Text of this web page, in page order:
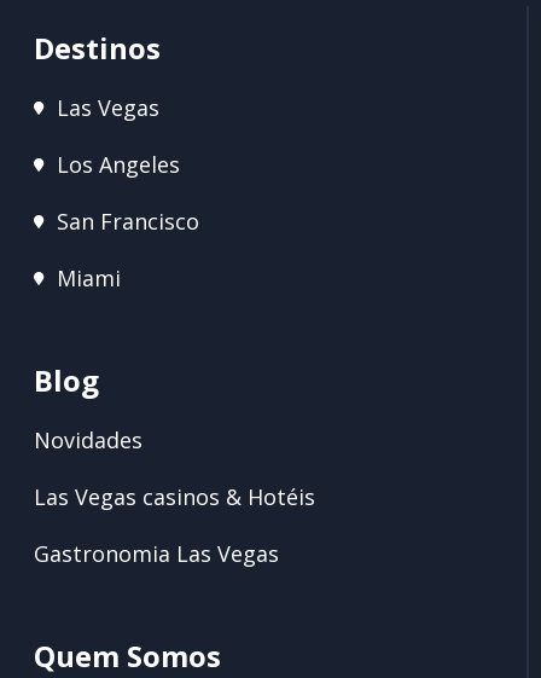
Destinos
Las Vegas
Los Angeles
San Francisco
Miami
Blog
Novidades
Las Vegas casinos & Hotéis
Gastronomia Las Vegas
Quem Somos